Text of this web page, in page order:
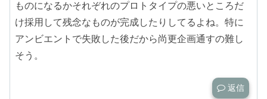
ものになるかそれぞれのプロトタイプの悪いところだ
け採用して残念なものが完成したりしてるよね。特に
アンビエントで失敗した後だから尚更企画通すの難し
そう。
返信